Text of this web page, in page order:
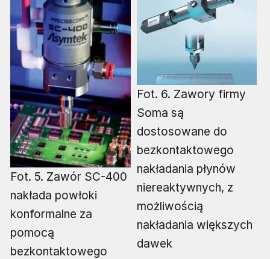
Fot. 5. Zawór SC-400
nakłada powłoki
konformalne za
pomocą
bezkontaktowego
Fot. 6. Zawory firmy
Soma są
dostosowane do
bezkontaktowego
nakładania płynów
niereaktywnych, z
możliwością
nakładania większych
dawek